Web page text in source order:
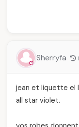
Sherryfa
jean et liquette el
all star violet.